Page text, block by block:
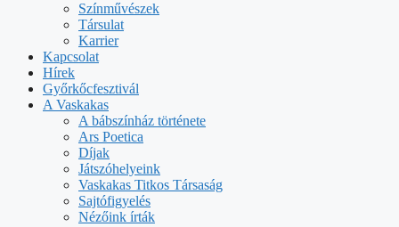
Színművészek
Társulat
Karrier
Kapcsolat
Hírek
Győrkőcfesztivál
A Vaskakas
A bábszínház története
Ars Poetica
Díjak
Játszóhelyeink
Vaskakas Titkos Társaság
Sajtófigyelés
Nézőink írták